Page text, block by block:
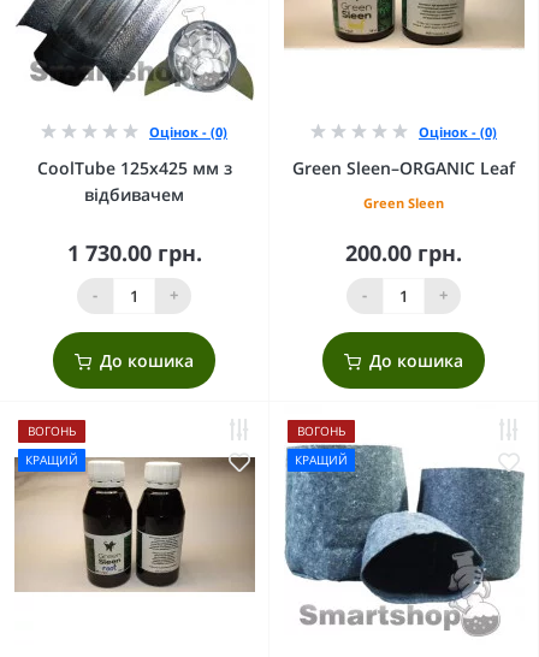
Оцінок - (0)
CoolTube 125х425 мм з
відбивачем
1 730.00 грн.
- +
До кошика
Оцінок - (0)
Green Sleen–ORGANIC Leaf
Green Sleen
200.00 грн.
- +
До кошика
ВОГОНЬ
КРАЩИЙ
ВОГОНЬ
КРАЩИЙ